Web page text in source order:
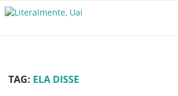
TAG: ELA DISSE